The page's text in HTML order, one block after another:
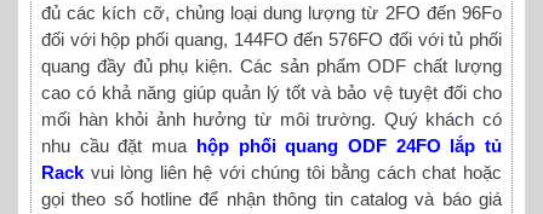
đủ các kích cỡ, chủng loại dung lượng từ 2FO đến 96Fo
đối với hộp phối quang, 144FO đến 576FO đối với tủ phối
quang đầy đủ phụ kiện. Các sản phẩm ODF chất lượng
cao có khả năng giúp quản lý tốt và bảo vệ tuyệt đối cho
mối hàn khỏi ảnh hưởng từ môi trường. Quý khách có
nhu cầu đặt mua hộp phối quang ODF 24FO lắp tủ
Rack vui lòng liên hệ với chúng tôi bằng cách chat hoặc
gọi theo số hotline để nhận thông tin catalog và báo giá